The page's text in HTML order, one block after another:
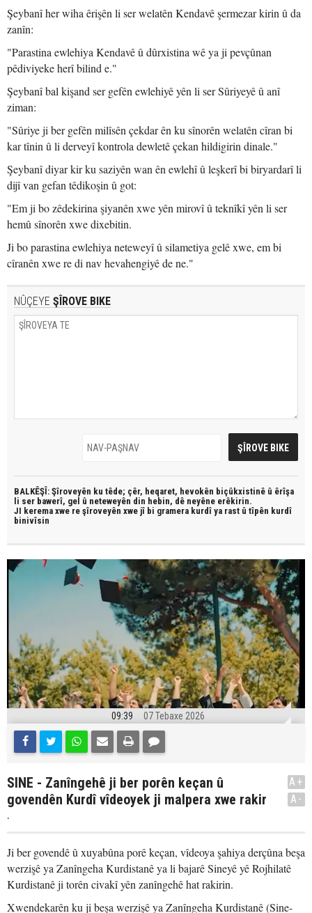
Şeybanî her wiha êrişên li ser welatên Kendavê şermezar kirin û da
zanîn:
"Parastina ewlehiya Kendavê û dûrxistina wê ya ji pevçûnan
pêdiviyeke herî bilind e."
Şeybanî bal kişand ser gefên ewlehiyê yên li ser Sûriyeyê û anî
ziman:
"Sûriye ji ber gefên milîsên çekdar ên ku sînorên welatên cîran bi
kar tînin û li derveyî kontrola dewletê çekan hildigirin dinale."
Şeybanî diyar kir ku saziyên wan ên ewlehî û leşkerî bi biryardarî li
dijî van gefan têdikoşin û got:
"Em ji bo zêdekirina şiyanên xwe yên mirovî û teknîkî yên li ser
hemû sînorên xwe dixebitin.
Ji bo parastina ewlehiya neteweyî û silametiya gelê xwe, em bi
cîranên xwe re di nav hevahengiyê de ne."
NÛÇEYE ŞÎROVE BIKE
BALKÊŞÎ: Şîroveyên ku têde; çêr, heqaret, hevokên biçûkxistinê û êrîşa
li ser bawerî, gel û neteweyên din hebin, dê neyêne erêkirin.
JI kerema xwe re şîroveyên xwe jî bi gramera kurdî ya rast û tîpên kurdî
binivîsin
09:39 07 Tebaxe 2026
SINE - Zanîngehê ji ber porên keçan û
govendên Kurdî vîdeoyek ji malpera xwe rakir
.
A+
A-
Ji ber govendê û xuyabûna porê keçan, vîdeoya şahiya derçûna beşa
werzişê ya Zanîngeha Kurdistanê ya li bajarê Sineyê yê Rojhilatê
Kurdistanê ji torên civakî yên zanîngehê hat rakirin.
Xwendekarên ku ji beşa werzişê ya Zanîngeha Kurdistanê (Sine-